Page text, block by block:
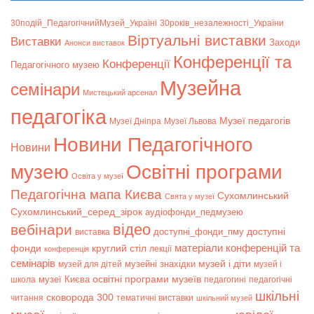
30подій_ПедагогічнийМузей_Україні 30років_незалежності_України
Bиставки Анонси виставок Віртуальні виставки Заходи
Педагогічного музею Конференції Конференції та
семінари Мистецький арсенал Музейна
педагогіка Музеї Дніпра Музеї Львова Музеї педагогів
Новини Новини Педагогічного
музею Освіта у музеї Освітні програми
Педагогічна мапа Києва Свята у музеї Сухомлинський
Сухомлинський_серед_зірок аудіофонди_педмузею
вебінари виставка відео доступні_фонди_пму доступні
фонди конференція круглий стіл лекції матеріали конференцій та
семінарів музей для дітей музейні знахідки музей і діти музей і
школа музеї Києва освітні програми музеїв педагогині педагогічні
читання сковорода 300 тематичні виставки шкільний музей шкільні